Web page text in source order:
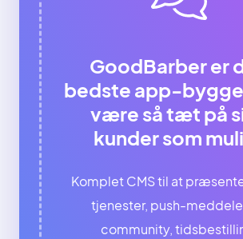
GoodBarber er
bedste app-
være så tæt på
kunder som
Komplet CMS til at
tjenester, push-
community,